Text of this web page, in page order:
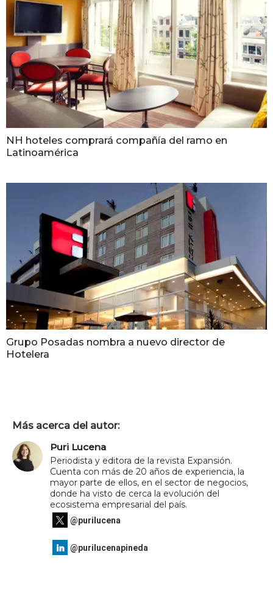
NH hoteles comprará compañía del ramo en
Latinoamérica
Grupo Posadas nombra a nuevo director de
Hotelera
Más acerca del autor:
Puri Lucena
Periodista y editora de la revista Expansión.
Cuenta con más de 20 años de experiencia, la
mayor parte de ellos, en el sector de negocios,
donde ha visto de cerca la evolución del
ecosistema empresarial del país.
@purilucena
@purilucenapineda